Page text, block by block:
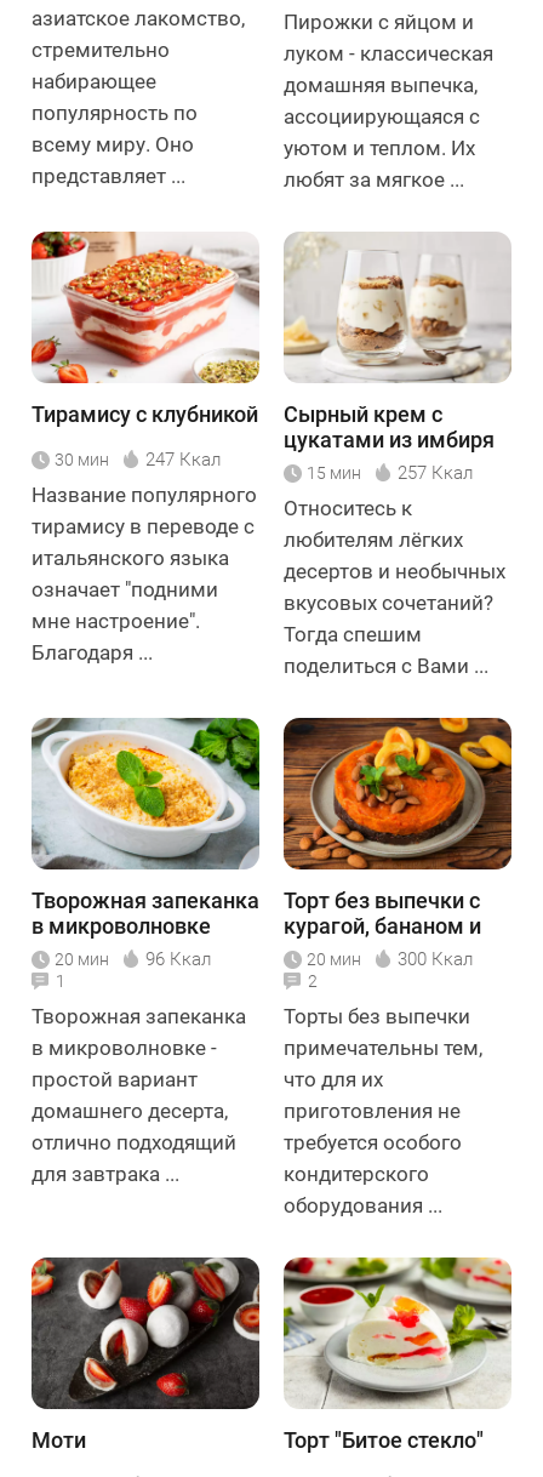
азиатское лакомство,
стремительно
набирающее
популярность по
всему миру. Оно
представляет ...
Пирожки с яйцом и
луком - классическая
домашняя выпечка,
ассоциирующаяся с
уютом и теплом. Их
любят за мягкое ...
Тирамису с клубникой
30 мин 247 Ккал
Название популярного
тирамису в переводе с
итальянского языка
означает "подними
мне настроение".
Благодаря ...
Сырный крем с
цукатами из имбиря
15 мин 257 Ккал
Относитесь к
любителям лёгких
десертов и необычных
вкусовых сочетаний?
Тогда спешим
поделиться с Вами ...
Творожная запеканка
в микроволновке
20 мин 96 Ккал
1
Творожная запеканка
в микроволновке -
простой вариант
домашнего десерта,
отлично подходящий
для завтрака ...
Торт без выпечки с
курагой, бананом и
миндалём
20 мин 300 Ккал
2
Торты без выпечки
примечательны тем,
что для их
приготовления не
требуется особого
кондитерского
оборудования ...
Моти Торт "Битое стекло"